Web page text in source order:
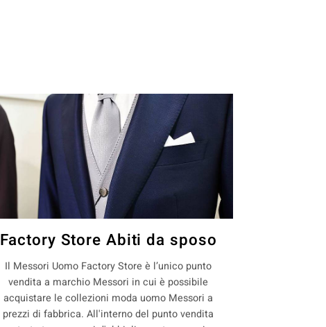
Factory Store Abiti da sposo
Il Messori Uomo Factory Store è l’unico punto
vendita a marchio Messori in cui è possibile
acquistare le collezioni moda uomo Messori a
prezzi di fabbrica. All'interno del punto vendita